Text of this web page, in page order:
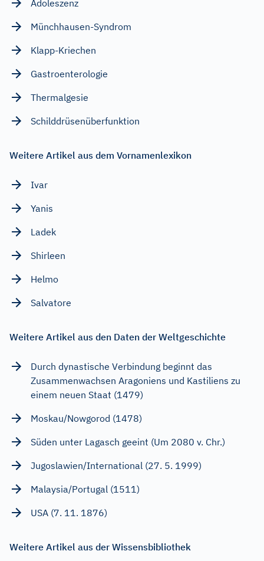
Adoleszenz
Münchhausen-Syndrom
Klapp-Kriechen
Gastroenterologie
Thermalgesie
Schilddrüsenüberfunktion
Weitere Artikel aus dem Vornamenlexikon
Ivar
Yanis
Ladek
Shirleen
Helmo
Salvatore
Weitere Artikel aus den Daten der Weltgeschichte
Durch dynastische Verbindung beginnt das
Zusammenwachsen Aragoniens und Kastiliens zu
einem neuen Staat (1479)
Moskau/Nowgorod (1478)
Süden unter Lagasch geeint (Um 2080 v. Chr.)
Jugoslawien/International (27. 5. 1999)
Malaysia/Portugal (1511)
USA (7. 11. 1876)
Weitere Artikel aus der Wissensbibliothek